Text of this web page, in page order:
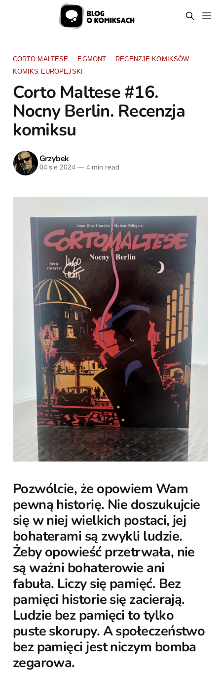
CORTO MALTESE EGMONT
RECENZJE KOMIKSÓW
KOMIKS EUROPEJSKI
Corto Maltese #16.
Nocny Berlin. Recenzja
komiksu
Grzybek
04 sie 2024 —4 min read
Pozwólcie, że opowiem Wam
pewną historię. Nie doszukujcie
się w niej wielkich postaci, jej
bohaterami są zwykli ludzie.
Żeby opowieść przetrwała, nie
są ważni bohaterowie ani
fabuła. Liczy się pamięć. Bez
pamięci historie się zacierają.
Ludzie bez pamięci to tylko
puste skorupy. A społeczeństwo
bez pamięci jest niczym bomba
zegarowa.